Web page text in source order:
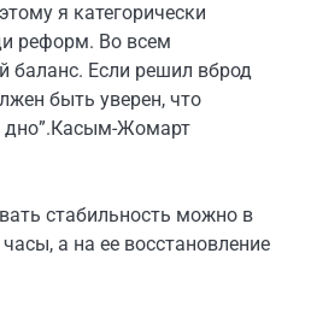
я категорически
реформ. Во всем
баланс. Если решил вброд
быть уверен, что
Касым-Жомарт
стабильность можно в
а на ее восстановление